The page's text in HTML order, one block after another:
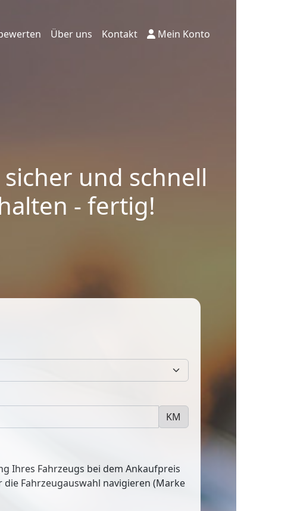
Über uns Kontakt Mein Konto
und schnell
- fertig!
KM
Ihres Fahrzeugs bei dem Ankaufpreis
Fahrzeugauswahl navigieren (Marke